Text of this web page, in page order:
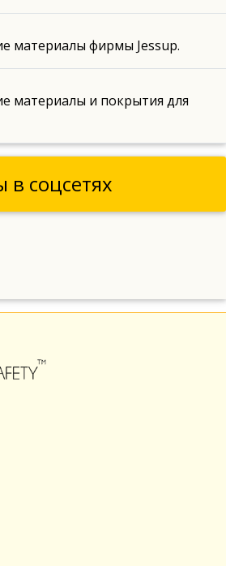
материалы фирмы Jessup.
материалы и покрытия для
в соцсетях